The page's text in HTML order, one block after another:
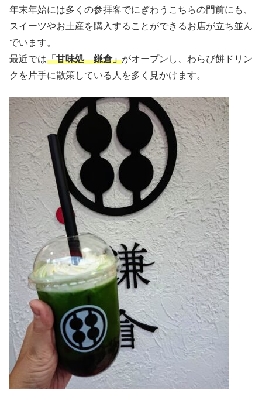
年末年始には多くの参拝客でにぎわうこちらの門前にも、
スイーツやお土産を購入することができるお店が立ち並ん
でいます。
最近では「甘味処 鎌倉」がオープンし、わらび餅ドリン
クを片手に散策している人を多く見かけます。